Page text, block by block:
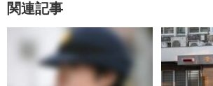
関連記事